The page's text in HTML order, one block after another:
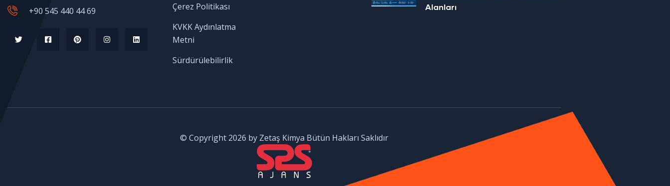
+90 545 440 44 69
Çerez Politikası
KVKK Aydınlatma
Metni
Sürdürülebilirlik
Alanları
© Copyright 2026 by Zetaş Kimya Bütün Hakları Saklıdır